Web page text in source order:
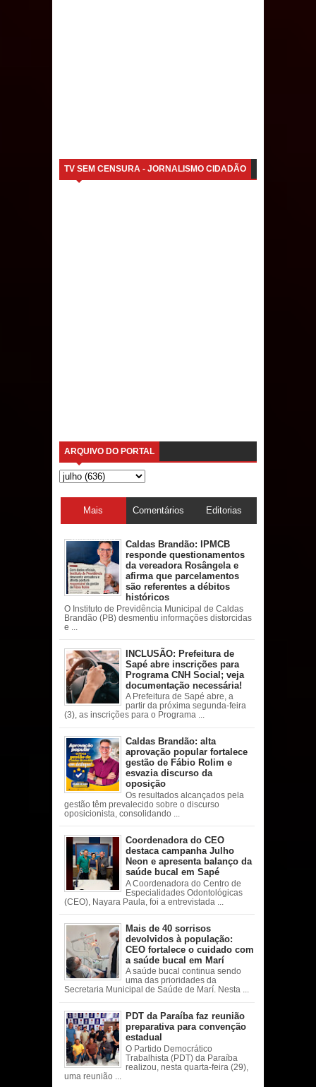
TV SEM CENSURA - JORNALISMO CIDADÃO
ARQUIVO DO PORTAL
Mais
acessadas
Comentários Editorias
Caldas Brandão: IPMCB
responde questionamentos
da vereadora Rosângela e
afirma que parcelamentos
são referentes a débitos
históricos
O Instituto de Previdência Municipal de Caldas
Brandão (PB) desmentiu informações distorcidas
e ...
INCLUSÃO: Prefeitura de
Sapé abre inscrições para
Programa CNH Social; veja
documentação necessária!
A Prefeitura de Sapé abre, a
partir da próxima segunda-feira
(3), as inscrições para o Programa ...
Caldas Brandão: alta
aprovação popular fortalece
gestão de Fábio Rolim e
esvazia discurso da
oposição
Os resultados alcançados pela
gestão têm prevalecido sobre o discurso
oposicionista, consolidando ...
Coordenadora do CEO
destaca campanha Julho
Neon e apresenta balanço da
saúde bucal em Sapé
A Coordenadora do Centro de
Especialidades Odontológicas
(CEO), Nayara Paula, foi a entrevistada ...
Mais de 40 sorrisos
devolvidos à população:
CEO fortalece o cuidado com
a saúde bucal em Marí
A saúde bucal continua sendo
uma das prioridades da
Secretaria Municipal de Saúde de Marí. Nesta ...
PDT da Paraíba faz reunião
preparativa para convenção
estadual
O Partido Democrático
Trabalhista (PDT) da Paraíba
realizou, nesta quarta-feira (29),
uma reunião ...